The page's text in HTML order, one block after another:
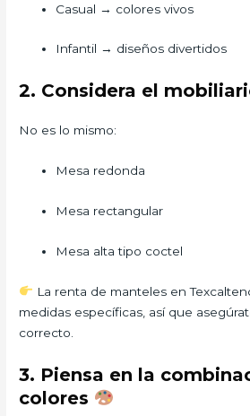
Casual → colores vivos
Infantil → diseños divertidos
2. Considera el
No es lo mismo:
Mesa redonda
Mesa rectangular
Mesa alta tipo coctel
La renta de manteles en
medidas específicas, así que
correcto.
3. Piensa en la
colores